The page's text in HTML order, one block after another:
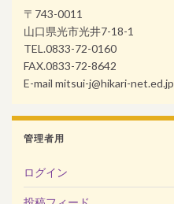
〒743-0011
山口県光市光井7-18-1
TEL.0833-72-0160
FAX.0833-72-8642
E-mail mitsui-j@hikari-net.ed.jp
管理者用
ログイン